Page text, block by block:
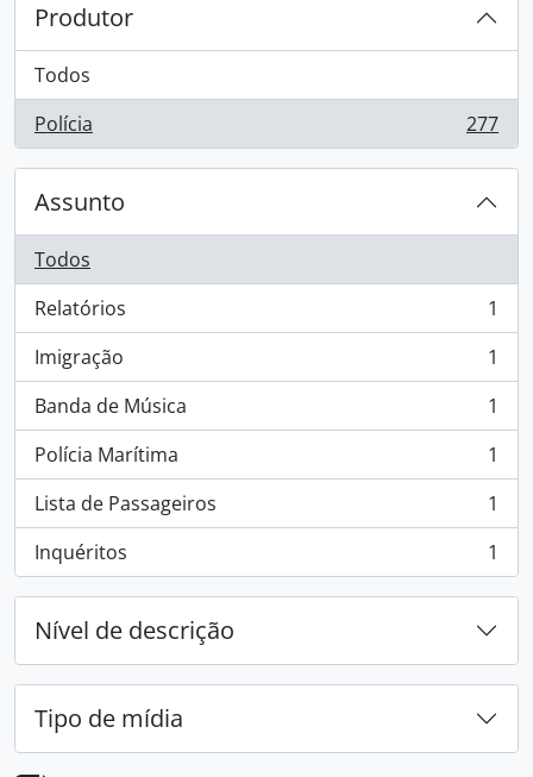
Produtor
Todos
Polícia
, 277 resultados 277
Assunto
Todos
Relatórios
, 1 resultados
1
Imigração
, 1 resultados
1
Banda de Música
, 1 resultados
1
Polícia Marítima
, 1 resultados
1
Lista de Passageiros
, 1 resultados
1
Inquéritos
, 1 resultados 1
Nível de descrição
Tipo de mídia